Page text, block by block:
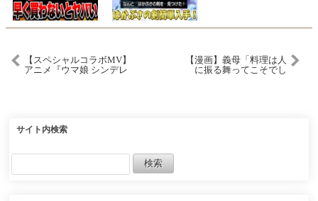
【スペシャルコラボMV】
アニメ『ウマ娘 シンデレ
【漫画】義母「料理は人
に振る舞ってこそでし
サイト内検索